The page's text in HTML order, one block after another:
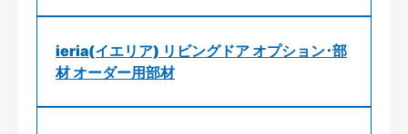
ieria(イエリア) リビングドア オプション･部
材 オーダー用部材